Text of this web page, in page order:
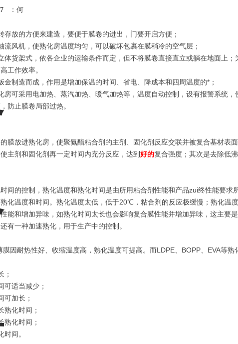
：何
存放的方便来建造，要便于膜卷的进出，门要开启方便；
流风机，使熟化房温度均匀，可以破坏包裹在膜稍冷的空气层；
体货架式，依各企业的运输条件而定，但不将膜卷直接直立或躺在地面上；
工作效率。
金制造而成，作用是增加保温的时间、省电、降成本和四周温度的*；
房可采用电加热、蒸汽加热、暖气加热等，温度自动控制，设有报警系统，
防止膜卷局部过热。
膜放进熟化房，使聚氨酯粘合剂的主剂、固化剂反应交联并被复合基材表
主剂和固化剂再一定时间内充分反应，达到好的复合强度；其次是去除低
间的控制，熟化温度和熟化时间是由所用粘合剂性能和产品zui终性能要求
化温度和时间。熟化温度太低，低于20℃，粘合剂的反应极缓慢；熟化温度
能和增加异味，如熟化时间太长也会影响复合膜性能并增加异味，这主要
有一种加速熟化，用于生产中的控制。
膜因耐热性好、收缩温度高，熟化温度可提高。而LDPE、BOPP、EVA等熟
；
可适当减少；
可加长；
熟化时间；
熟化时间；
间。